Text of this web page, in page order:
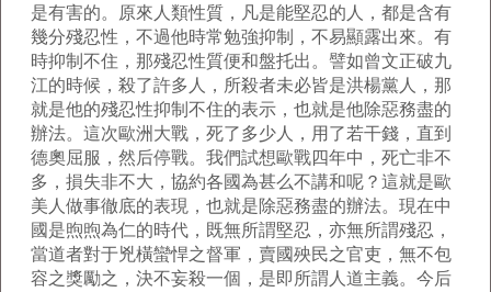
是有害的。原來人類性質，凡是能堅忍的人，都是含有
幾分殘忍性，不過他時常勉強抑制，不易顯露出來。有
時抑制不住，那殘忍性質便和盤托出。譬如曾文正破九
江的時候，殺了許多人，所殺者未必皆是洪楊黨人，那
就是他的殘忍性抑制不住的表示，也就是他除惡務盡的
辦法。這次歐洲大戰，死了多少人，用了若干錢，直到
德奧屈服，然后停戰。我們試想歐戰四年中，死亡非不
多，損失非不大，協約各國為甚么不講和呢？這就是歐
美人做事徹底的表現，也就是除惡務盡的辦法。現在中
國是煦煦為仁的時代，既無所謂堅忍，亦無所謂殘忍，
當道者對于兇橫蠻悍之督軍，賣國殃民之官吏，無不包
容之獎勵之，決不妄殺一個，是即所謂人道主義。今后